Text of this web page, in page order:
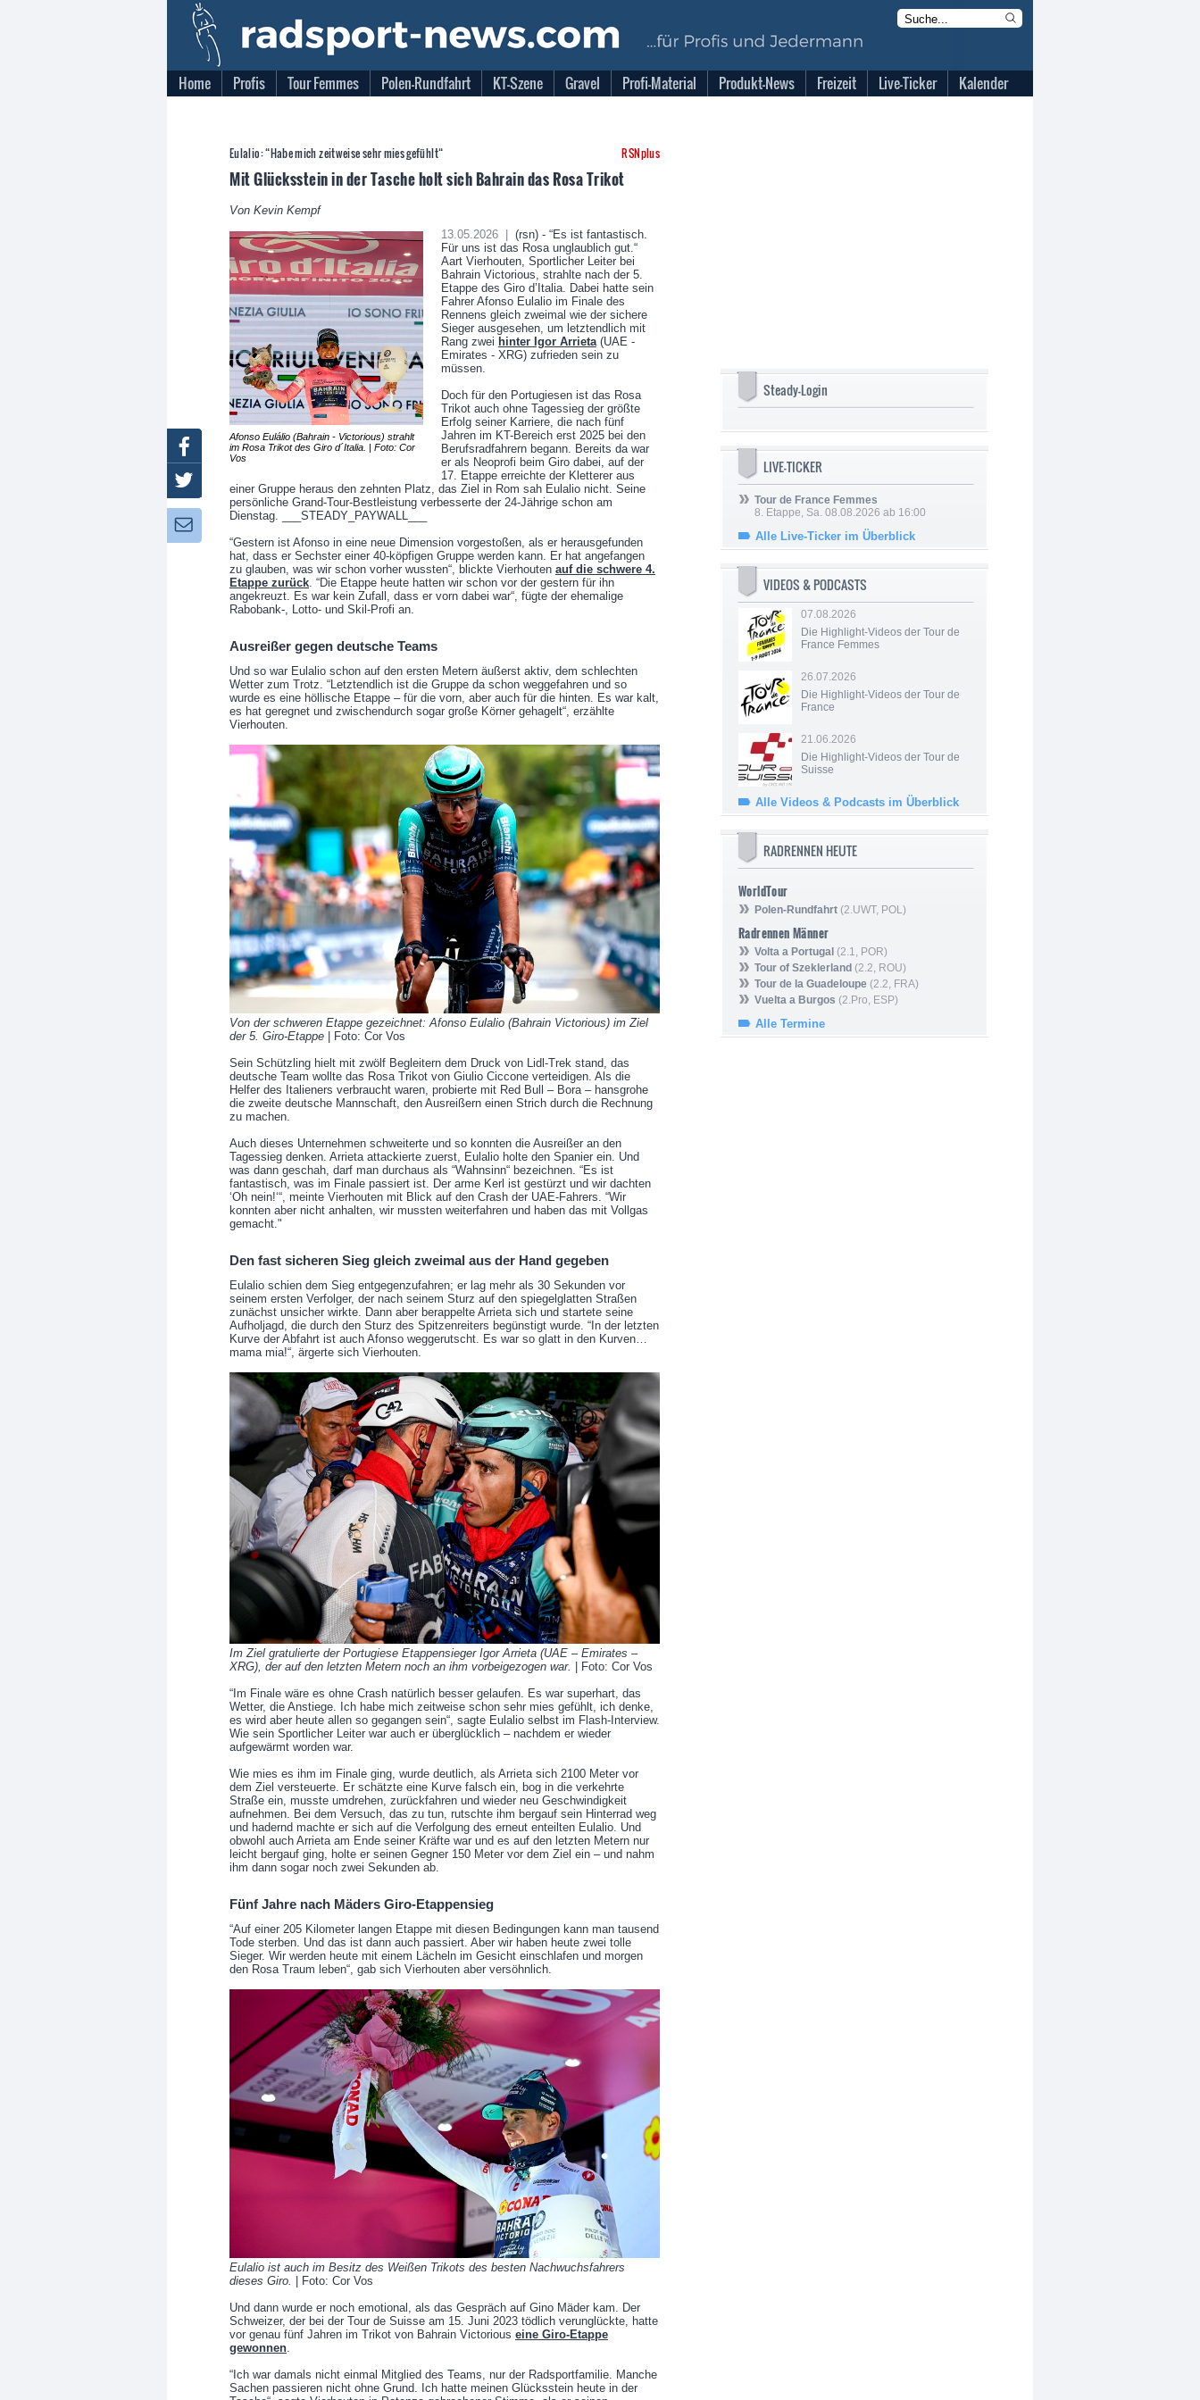
Home Profis Tour Femmes Polen-Rundfahrt KT-Szene Gravel Profi-Material Produkt-News Freizeit Live-Ticker Kalender
RSNplus
Eulalio: “Habe mich zeitweise sehr mies gefühlt“
Mit Glücksstein in der Tasche holt sich Bahrain das Rosa Trikot
Von Kevin Kempf
Afonso Eulálio (Bahrain - Victorious) strahlt
im Rosa Trikot des Giro d´Italia. | Foto: Cor
Vos
13.05.2026 |
(rsn) - “Es ist fantastisch.
Für uns ist das Rosa unglaublich gut.“
Aart Vierhouten, Sportlicher Leiter bei
Bahrain Victorious, strahlte nach der 5.
Etappe des Giro d’Italia. Dabei hatte sein
Fahrer Afonso Eulalio im Finale des
Rennens gleich zweimal wie der sichere
Sieger ausgesehen, um letztendlich mit
Rang zwei hinter Igor Arrieta(UAE -
Emirates - XRG) zufrieden sein zu
müssen.
Doch für den Portugiesen ist das Rosa
Trikot auch ohne Tagessieg der größte
Erfolg seiner Karriere, die nach fünf
Jahren im KT-Bereich erst 2025 bei den
Berufsradfahrern begann. Bereits da war
er als Neoprofi beim Giro dabei, auf der
17. Etappe erreichte der Kletterer aus
einer Gruppe heraus den zehnten Platz, das Ziel in Rom sah Eulalio nicht. Seine
persönliche Grand-Tour-Bestleistung verbesserte der 24-Jährige schon am
Dienstag. ___STEADY_PAYWALL___
“Gestern ist Afonso in eine neue Dimension vorgestoßen, als er herausgefunden
hat, dass er Sechster einer 40-köpfigen Gruppe werden kann. Er hat angefangen
zu glauben, was wir schon vorher wussten“, blickte Vierhouten auf die schwere 4.
Etappe zurück. “Die Etappe heute hatten wir schon vor der gestern für ihn
angekreuzt. Es war kein Zufall, dass er vorn dabei war“, fügte der ehemalige
Rabobank-, Lotto- und Skil-Profi an.
Ausreißer gegen deutsche Teams
Und so war Eulalio schon auf den ersten Metern äußerst aktiv, dem schlechten
Wetter zum Trotz. “Letztendlich ist die Gruppe da schon weggefahren und so
wurde es eine höllische Etappe – für die vorn, aber auch für die hinten. Es war kalt,
es hat geregnet und zwischendurch sogar große Körner gehagelt“, erzählte
Vierhouten.
Von der schweren Etappe gezeichnet: Afonso Eulalio (Bahrain Victorious) im Ziel
der 5. Giro-Etappe
| Foto: Cor Vos
Sein Schützling hielt mit zwölf Begleitern dem Druck von Lidl-Trek stand, das
deutsche Team wollte das Rosa Trikot von Giulio Ciccone verteidigen. Als die
Helfer des Italieners verbraucht waren, probierte mit Red Bull – Bora – hansgrohe
die zweite deutsche Mannschaft, den Ausreißern einen Strich durch die Rechnung
zu machen.
Auch dieses Unternehmen schweiterte und so konnten die Ausreißer an den
Tagessieg denken. Arrieta attackierte zuerst, Eulalio holte den Spanier ein. Und
was dann geschah, darf man durchaus als “Wahnsinn“ bezeichnen. “Es ist
fantastisch, was im Finale passiert ist. Der arme Kerl ist gestürzt und wir dachten
‘Oh nein!‘“, meinte Vierhouten mit Blick auf den Crash der UAE-Fahrers. “Wir
konnten aber nicht anhalten, wir mussten weiterfahren und haben das mit Vollgas
gemacht."
Den fast sicheren Sieg gleich zweimal aus der Hand gegeben
Eulalio schien dem Sieg entgegenzufahren; er lag mehr als 30 Sekunden vor
seinem ersten Verfolger, der nach seinem Sturz auf den spiegelglatten Straßen
zunächst unsicher wirkte. Dann aber berappelte Arrieta sich und startete seine
Aufholjagd, die durch den Sturz des Spitzenreiters begünstigt wurde. “In der letzten
Kurve der Abfahrt ist auch Afonso weggerutscht. Es war so glatt in den Kurven…
mama mia!“, ärgerte sich Vierhouten.
Im Ziel gratulierte der Portugiese Etappensieger Igor Arrieta (UAE – Emirates –
XRG), der auf den letzten Metern noch an ihm vorbeigezogen war.
| Foto: Cor Vos
“Im Finale wäre es ohne Crash natürlich besser gelaufen. Es war superhart, das
Wetter, die Anstiege. Ich habe mich zeitweise schon sehr mies gefühlt, ich denke,
es wird aber heute allen so gegangen sein“, sagte Eulalio selbst im Flash-Interview.
Wie sein Sportlicher Leiter war auch er überglücklich – nachdem er wieder
aufgewärmt worden war.
Wie mies es ihm im Finale ging, wurde deutlich, als Arrieta sich 2100 Meter vor
dem Ziel versteuerte. Er schätzte eine Kurve falsch ein, bog in die verkehrte
Straße ein, musste umdrehen, zurückfahren und wieder neu Geschwindigkeit
aufnehmen. Bei dem Versuch, das zu tun, rutschte ihm bergauf sein Hinterrad weg
und hadernd machte er sich auf die Verfolgung des erneut enteilten Eulalio. Und
obwohl auch Arrieta am Ende seiner Kräfte war und es auf den letzten Metern nur
leicht bergauf ging, holte er seinen Gegner 150 Meter vor dem Ziel ein – und nahm
ihm dann sogar noch zwei Sekunden ab.
Fünf Jahre nach Mäders Giro-Etappensieg
“Auf einer 205 Kilometer langen Etappe mit diesen Bedingungen kann man tausend
Tode sterben. Und das ist dann auch passiert. Aber wir haben heute zwei tolle
Sieger. Wir werden heute mit einem Lächeln im Gesicht einschlafen und morgen
den Rosa Traum leben“, gab sich Vierhouten aber versöhnlich.
Eulalio ist auch im Besitz des Weißen Trikots des besten Nachwuchsfahrers
dieses Giro. | Foto: Cor Vos
Und dann wurde er noch emotional, als das Gespräch auf Gino Mäder kam. Der
Schweizer, der bei der Tour de Suisse am 15. Juni 2023 tödlich verunglückte, hatte
vor genau fünf Jahren im Trikot von Bahrain Victorious eine Giro-Etappe
gewonnen
“Ich war damals nicht einmal Mitglied des Teams, nur der Radsportfamilie. Manche
Sachen passieren nicht ohne Grund. Ich hatte meinen Glücksstein heute in der
Steady-Login
LIVE-TICKER
Tour de France Femmes
8. Etappe, Sa. 08.08.2026 ab 16:00
Alle Live-Ticker im Überblick
VIDEOS & PODCASTS
07.08.2026
Die Highlight-Videos der Tour de
France Femmes
26.07.2026
Die Highlight-Videos der Tour de
France
21.06.2026
Die Highlight-Videos der Tour de
Suisse
Alle Videos & Podcasts im Überblick
RADRENNEN HEUTE
WorldTour
Polen-Rundfahrt (2.UWT, POL)
Radrennen Männer
Volta a Portugal (2.1, POR)
Tour of Szeklerland (2.2, ROU)
Tour de la Guadeloupe (2.2, FRA)
Vuelta a Burgos (2.Pro, ESP)
Alle Termine
Facebook
Twitter
Newsletter: